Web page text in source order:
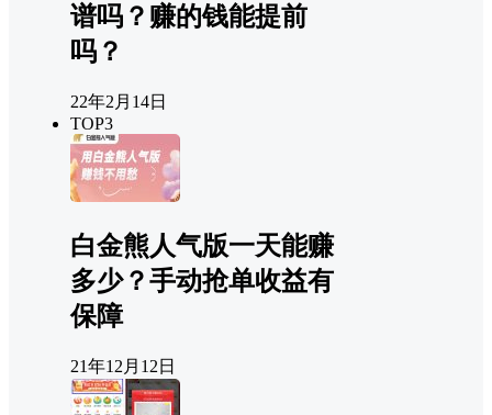
谱吗？赚的钱能提前
吗？
22年2月14日
TOP3
白金熊人气版一天能赚
多少？手动抢单收益有
保障
21年12月12日